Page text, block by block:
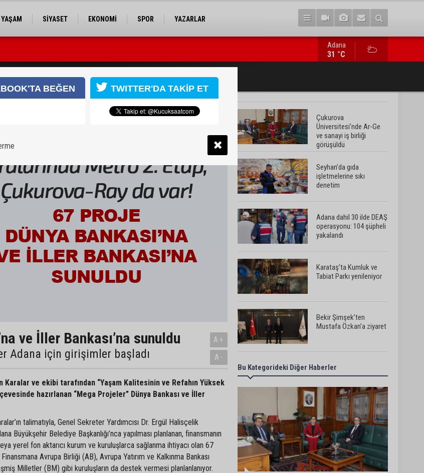
YAŞAM SİYASET EKONOMİ SPOR YAZARLAR
Adana dahil 30 ilde DEAŞ operasyonu: 104 şüpheli yakalandı
Adana
31 °C
sunuldu
ve İller Bankası’na sunuldu
Adana için girişimler başladı
A+
A-
Karalar ve ekibi tarafından “Yaşam Kalitesinin ve Refahın Yüksek
hazırlanan “Mega Projeler” Dünya Bankası ve İller
talimatıyla, Genel Sekreter Yardımcısı Dr. Ergül Halisçelik
Büyükşehir Belediye Başkanlığı’nca yapılması planlanan, finansmanın
yerel fon aktarıcı kurum ve kuruluşlarca sağlanma ihtiyacı olan 67
Avrupa Birliği (AB), Avrupa Yatırım ve Kalkınma Bankası
Milletler (BM) gibi kuruluşların da destek vermesi planlanlanıyor.
Çukurova
Üniversitesi’nde Ar-Ge
ve sanayi iş birliği
görüşüldü
Seyhan’da gıda
işletmelerine sıkı
denetim
Adana dahil 30 ilde DEAŞ
operasyonu: 104 şüpheli
yakalandı
Karataş’ta Kumluk ve
Tabiat Parkı yenileniyor
Bekir Şimşek’ten
Mustafa Özkan’a ziyaret
Ceyhan’da asfalt
çalışmaları sürüyor
Ceyhan’da açık hava
sineması keyfi iki farklı
parkta devam ediyor
5. Yunusoğlu Futbol
Bu Kategorideki Diğer Haberler
BEĞEN TWITTER'DA TAKİP ET